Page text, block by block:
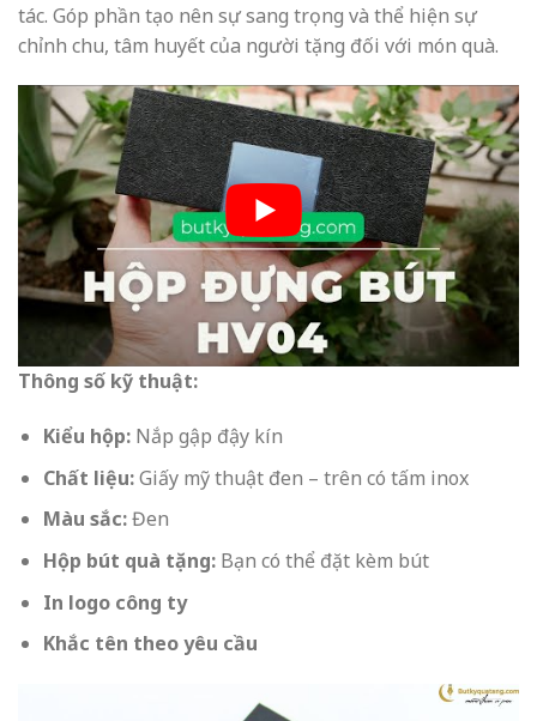
tác. Góp phần tạo nên sự sang trọng và thể hiện sự
chỉnh chu, tâm huyết của người tặng đối với món quà.
Thông số kỹ thuật:
Kiểu hộp: Nắp gập đậy kín
Chất liệu:Giấy mỹ thuật đen – trên có tấm inox
Màu sắc:Đen
Hộp bút quà tặng: Bạn có thể đặt kèm bút
In logo công ty
Khắc tên theo yêu cầu